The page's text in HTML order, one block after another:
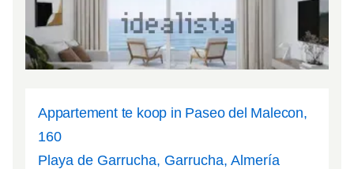
Appartement te koop in Paseo del Malecon,
160
Playa de Garrucha, Garrucha, Almería